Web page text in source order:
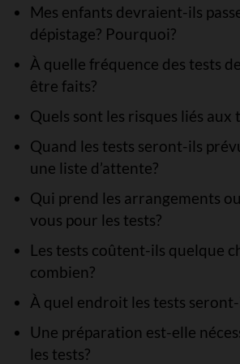
Mes enfants devraient-ils
dépistage? Pourquoi?
À quelle fréquence des tests
être faits?
Quels sont les risques liés aux
Quand les tests seront-ils
une liste d’attente?
Qui prend les arrangements
vous pour les tests?
Les tests coûtent-ils quelque
combien?
À quel endroit les tests
Une préparation est-elle
les tests?